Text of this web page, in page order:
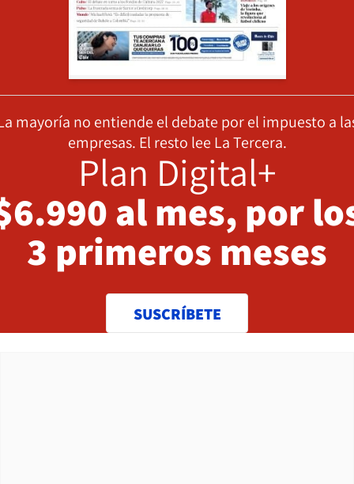
mayoría no entiende el debate por el impuesto a
empresas. El resto lee La Tercera.
Plan Digital+
al mes, por
3 primeros meses
SUSCRÍBETE